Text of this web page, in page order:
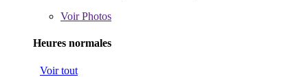
VoirPhotos
Heures normales
Voir tout